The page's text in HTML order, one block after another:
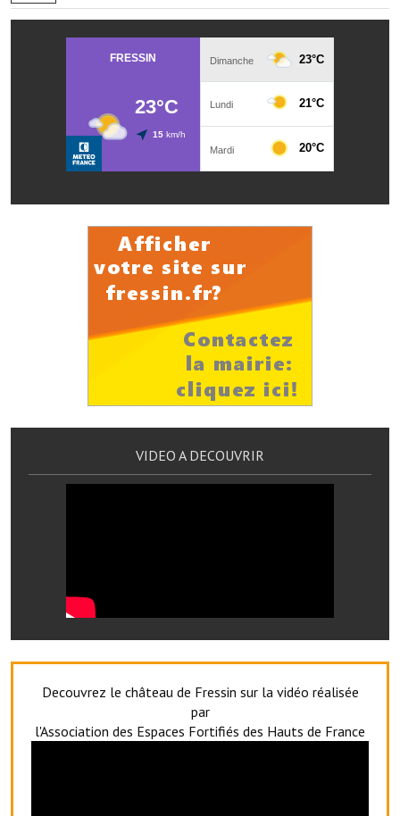
Les réseaux partenaires
L'association des maires
Le conseil départemental
VILLE PRATIQUE
Affaires scolaires, CCAS
Eaux, assainissement
Déchets ménagers, tri sélectif, encombrants
Services publics communaux
Démarches administratives
Etablissements scolaires
Bibliothèque
VIDEO A DECOUVRIR
Decouvrez le château de Fressin sur la vidéo réalisée
par
l'Association des Espaces Fortifiés des Hauts de France